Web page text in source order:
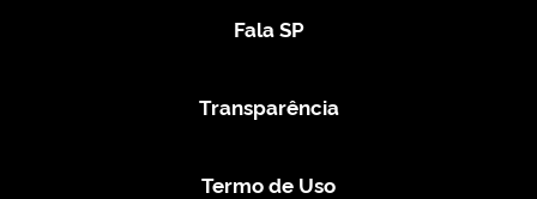
Fala SP
Transparência
Termo de Uso